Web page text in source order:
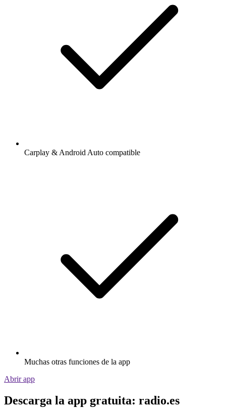
Carplay & Android Auto compatible
Muchas otras funciones de la app
Abrir app
Descarga la app gratuita: radio.es